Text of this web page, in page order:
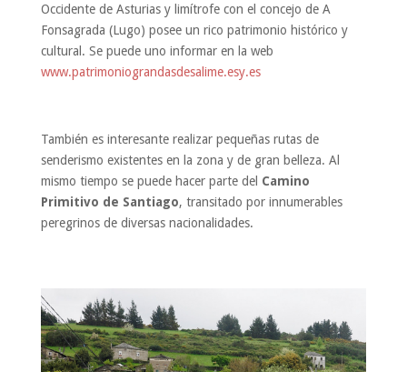
Occidente de Asturias y limítrofe con el concejo de A
Fonsagrada (Lugo) posee un rico patrimonio histórico y
cultural. Se puede uno informar en la web
www.patrimoniograndasdesalime.esy.es
También es interesante realizar pequeñas rutas de
senderismo existentes en la zona y de gran belleza. Al
mismo tiempo se puede hacer parte del Camino
Primitivo de Santiago, transitado por innumerables
peregrinos de diversas nacionalidades.